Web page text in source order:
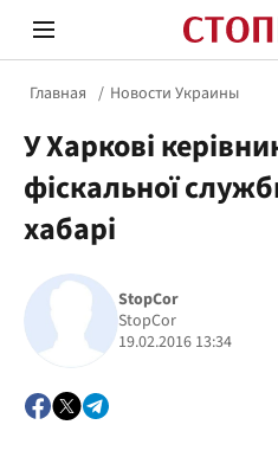
Стоп Политической Коррупции
Главная Новости Украины
У Харкові
фіскальної
хабарі
StopCor
StopCor
19.02.2016 13:34